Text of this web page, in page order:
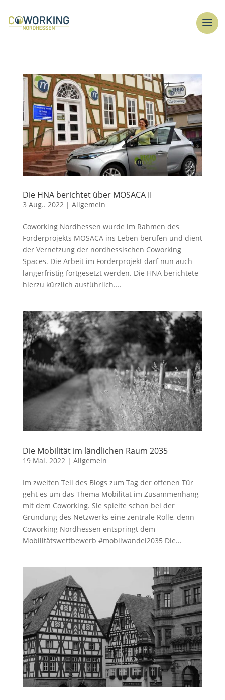
Die HNA berichtet über MOSACA II
3 Aug.. 2022 | Allgemein
Coworking Nordhessen wurde im Rahmen des
Förderprojekts MOSACA ins Leben berufen und dient
der Vernetzung der nordhessischen Coworking
Spaces. Die Arbeit im Förderprojekt darf nun auch
längerfristig fortgesetzt werden. Die HNA berichtete
hierzu kürzlich ausführlich....
Die Mobilität im ländlichen Raum 2035
19 Mai. 2022 | Allgemein
Im zweiten Teil des Blogs zum Tag der offenen Tür
geht es um das Thema Mobilität im Zusammenhang
mit dem Coworking. Sie spielte schon bei der
Gründung des Netzwerks eine zentrale Rolle, denn
Coworking Nordhessen entspringt dem
Mobilitätswettbewerb #mobilwandel2035 Die...